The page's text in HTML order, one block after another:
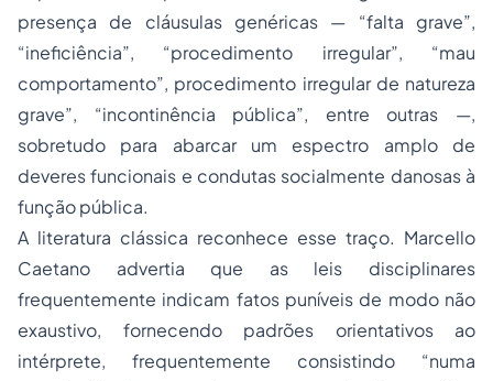
presença de cláusulas genéricas — “falta grave”,
“ineficiência”, “procedimento irregular”, “mau
comportamento”, procedimento irregular de natureza
grave”, “incontinência pública”, entre outras —,
sobretudo para abarcar um espectro amplo de
deveres funcionais e condutas socialmente danosas à
função pública.
A literatura clássica reconhece esse traço. Marcello
Caetano advertia que as leis disciplinares
frequentemente indicam fatos puníveis de modo não
exaustivo, fornecendo padrões orientativos ao
intérprete, frequentemente consistindo “numa